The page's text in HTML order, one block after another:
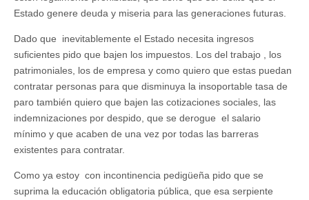
Estado genere deuda y miseria para las generaciones futuras.
Dado que inevitablemente el Estado necesita ingresos
suficientes pido que bajen los impuestos. Los del trabajo , los
patrimoniales, los de empresa y como quiero que estas puedan
contratar personas para que disminuya la insoportable tasa de
paro también quiero que bajen las cotizaciones sociales, las
indemnizaciones por despido, que se derogue el salario
mínimo y que acaben de una vez por todas las barreras
existentes para contratar.
Como ya estoy con incontinencia pedigüeña pido que se
suprima la educación obligatoria pública, que esa serpiente